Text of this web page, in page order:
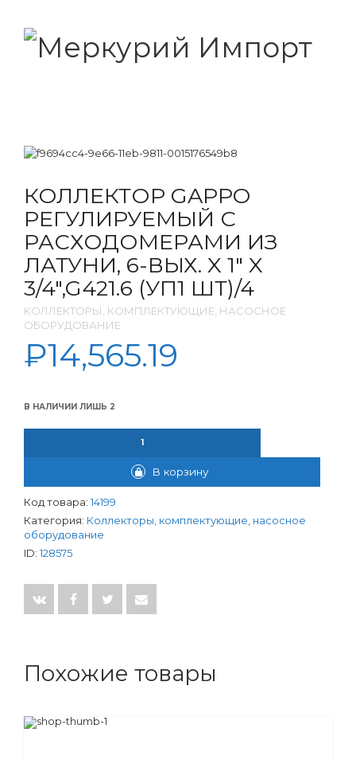
КОЛЛЕКТОР GAPPO
РЕГУЛИРУЕМЫЙ С
РАСХОДОМЕРАМИ ИЗ
ЛАТУНИ, 6-ВЫХ. X 1″ X
3/4″,G421.6 (УП1 ШТ)/4
КОЛЛЕКТОРЫ, КОМПЛЕКТУЮЩИЕ, НАСОСНОЕ
ОБОРУДОВАНИЕ
₽14,565.19
В НАЛИЧИИ ЛИШЬ 2
В корзину
Код товара: 14199
Категория: Коллекторы, комплектующие, насосное
оборудование
ID: 128575
Похожие товары